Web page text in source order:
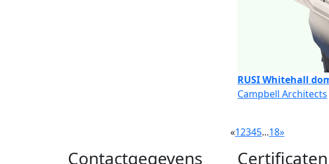
RUSI Whitehall
Campbell Architects
«12345...18»
Contactgegevens Certificaten